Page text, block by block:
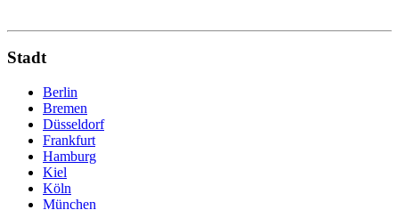
Stadt
Berlin
Bremen
Düsseldorf
Frankfurt
Hamburg
Kiel
Köln
München